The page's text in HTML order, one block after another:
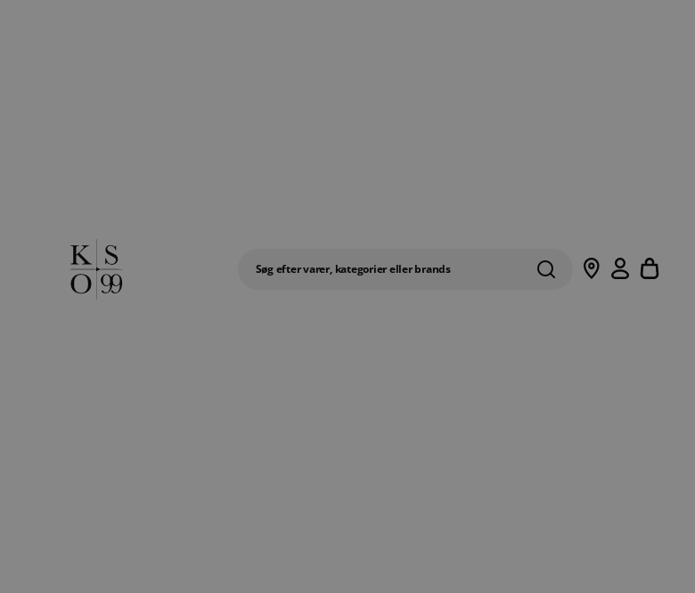
Søg efter varer, kategorier eller brands